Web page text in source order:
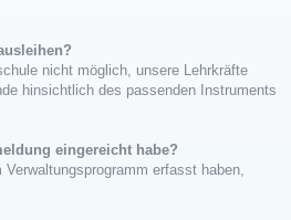
nicht möglich, unsere Lehrkräfte
hinsichtlich des passenden Instruments
eingereicht habe?
erfasst haben,